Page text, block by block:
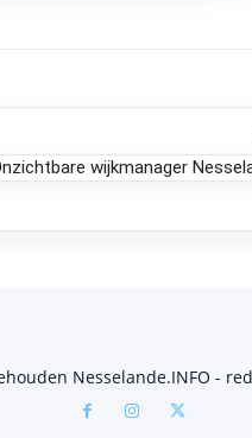
wijkmanager
Nesselande.INFO -